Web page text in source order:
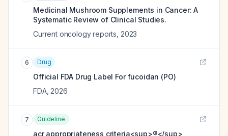
Medicinal Mushroom Supplements in Cancer: A
Systematic Review of Clinical Studies.
Current oncology reports 2023
6 Drug
Official FDA Drug Label Forfucoidan (PO)
FDA, 2026
7 Guideline
acr appropriateness criteria<sup>®</sup>